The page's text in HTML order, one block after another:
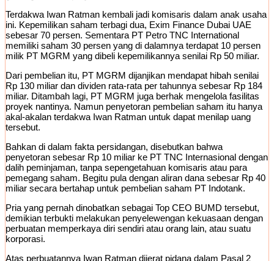
Terdakwa Iwan Ratman kembali jadi komisaris dalam anak usaha
ini. Kepemilikan saham terbagi dua, Exim Finance Dubai UAE
sebesar 70 persen. Sementara PT Petro TNC International
memiliki saham 30 persen yang di dalamnya terdapat 10 persen
milik PT MGRM yang dibeli kepemilikannya senilai Rp 50 miliar.
Dari pembelian itu, PT MGRM dijanjikan mendapat hibah senilai
Rp 130 miliar dan dividen rata-rata per tahunnya sebesar Rp 184
miliar. Ditambah lagi, PT MGRM juga berhak mengelola fasilitas
proyek nantinya. Namun penyetoran pembelian saham itu hanya
akal-akalan terdakwa Iwan Ratman untuk dapat menilap uang
tersebut.
Bahkan di dalam fakta persidangan, disebutkan bahwa
penyetoran sebesar Rp 10 miliar ke PT TNC Internasional dengan
dalih peminjaman, tanpa sepengetahuan komisaris atau para
pemegang saham. Begitu pula dengan aliran dana sebesar Rp 40
miliar secara bertahap untuk pembelian saham PT Indotank.
Pria yang pernah dinobatkan sebagai Top CEO BUMD tersebut,
demikian terbukti melakukan penyelewengan kekuasaan dengan
perbuatan memperkaya diri sendiri atau orang lain, atau suatu
korporasi.
Atas perbuatannya Iwan Ratman dijerat pidana dalam Pasal 2